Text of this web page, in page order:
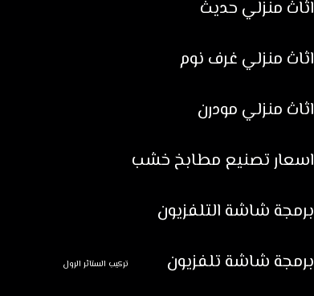
اثاث منزلي حديث
اثاث منزلي غرف نوم
اثاث منزلي مودرن
اسعار تصنيع مطابخ خشب
برمجة شاشة التلفزيون
برمجة شاشة تلفزيون
تركيب الستائر الرول